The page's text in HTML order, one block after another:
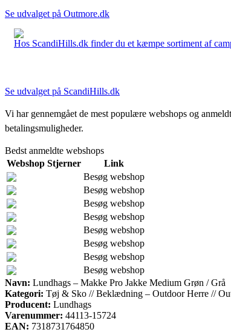
Se udvalget på Outmore.dk
Hos ScandiHills.dk finder du et kæmpe sortiment af
Se udvalget på ScandiHills.dk
Vi har gennemgået de mest populære webshops og
betalingsmuligheder.
Bedst anmeldte webshops
Webshop Stjerner
Link
Besøg webshop
Besøg webshop
Besøg webshop
Besøg webshop
Besøg webshop
Besøg webshop
Besøg webshop
Besøg webshop
Navn: Lundhags – Makke Pro Jakke Medium Grøn / Grå
Kategori: Tøj & Sko // Beklædning – Outdoor Herre //
Producent: Lundhags
Varenummer: 44113-15724
EAN: 7318731764850